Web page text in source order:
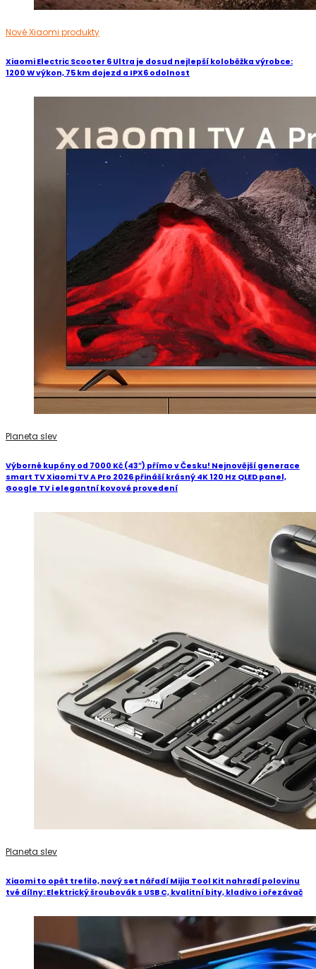
Nové Xiaomi produkty
Xiaomi Electric Scooter 6 Ultra je dosud nejlepší koloběžka výrobce:
1200 W výkon, 75 km dojezd a IPX6 odolnost
Planeta slev
Výborné kupóny od 7000 Kč (43″) přímo v Česku! Nejnovější generace
smart TV Xiaomi TV A Pro 2026 přináší krásný 4K 120 Hz QLED panel,
Google TV i elegantní kovové provedení
Planeta slev
Xiaomi to opět trefilo, nový set nářadí Mijia Tool Kit nahradí polovinu
tvé dílny: Elektrický šroubovák s USB C, kvalitní bity, kladivo i ořezávač